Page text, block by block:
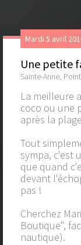
Mardi 5 avril
Une petite
Sainte-Anne,
La meilleure
coco ou une
après la
Tout
sympa, c'est
que quand
devant
pas !
Cherchez
Boutique",
nautique).